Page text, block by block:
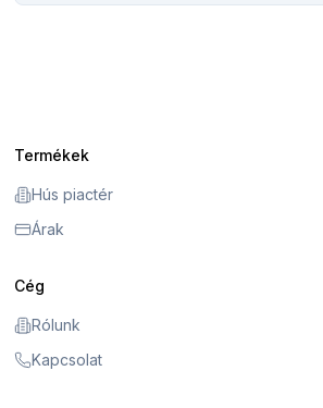
Termékek
Hús piactér
Árak
Cég
Rólunk
Kapcsolat